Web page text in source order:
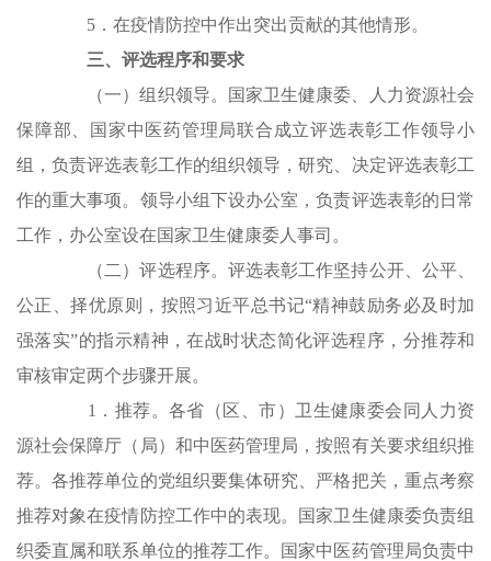
5．在疫情防控中作出突出贡献的其他情形。
三、评选程序和要求
（一）组织领导。国家卫生健康委、人力资源社会
保障部、国家中医药管理局联合成立评选表彰工作领导小
组，负责评选表彰工作的组织领导，研究、决定评选表彰工
作的重大事项。领导小组下设办公室，负责评选表彰的日常
工作，办公室设在国家卫生健康委人事司。
（二）评选程序。评选表彰工作坚持公开、公平、
公正、择优原则，按照习近平总书记“精神鼓励务必及时加
强落实”的指示精神，在战时状态简化评选程序，分推荐和
审核审定两个步骤开展。
1．推荐。各省（区、市）卫生健康委会同人力资
源社会保障厅（局）和中医药管理局，按照有关要求组织推
荐。各推荐单位的党组织要集体研究、严格把关，重点考察
推荐对象在疫情防控工作中的表现。国家卫生健康委负责组
织委直属和联系单位的推荐工作。国家中医药管理局负责中